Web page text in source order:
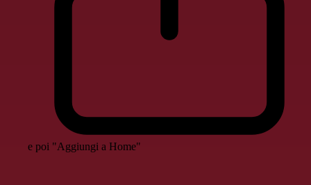
e poi "Aggiungi a Home"